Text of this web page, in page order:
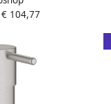
houder 41 027 )
104,77